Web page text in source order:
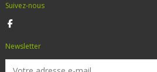
Suivez-nous
Newsletter